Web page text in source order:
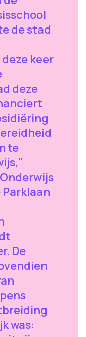
de stad
keer
deze
te
Parklaan
De
was: